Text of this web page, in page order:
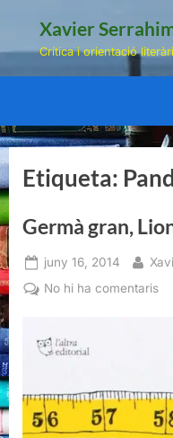
Xavier
Crítica i orientació
Etiqueta:
Germà gran,
Posted
on
juny 16, 2014 By
No hi ha comentarisa